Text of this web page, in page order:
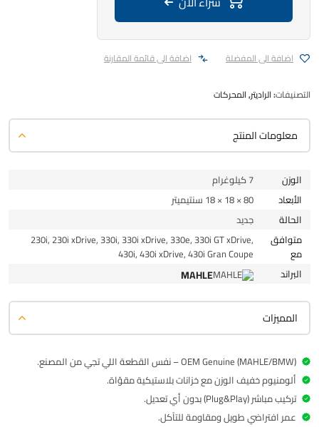
اضافة الى المفضلة اضافة الى قائمة المقارنة
التصنيفات:الراديتر,المحركات
معلومات المنتج
الوزن
7 كيلوغرام
الأبعاد
80 × 18 × 18 سنتيميتر
الحالة
جديد
متوافق
مع
230i, 230i xDrive, 330i, 330i xDrive, 330e, 330i GT xDrive,
430i, 430i xDrive, 430i Gran Coupe
البراند
MAHLE
المميزات
OEM Genuine (MAHLE/BMW) – نفس القطعة اللي تجي من المصنع.
ألومنيوم خفيف الوزن مع خزانات بلاستيكية مقوّاة.
تركيب مباشر (Plug&Play) بدون أي تعديل.
عمر افتراضي طويل ومقاومة للتآكل.